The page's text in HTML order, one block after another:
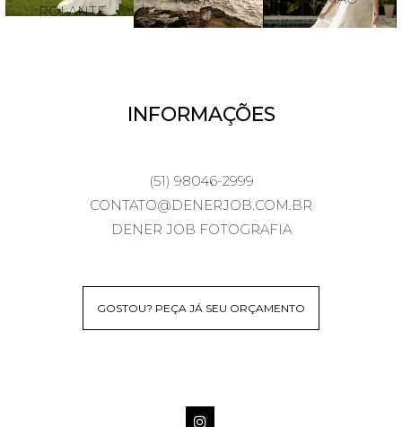
INFORMAÇÕES
(51) 98046-2999
CONTATO@DENERJOB.COM.BR
DENER JOB FOTOGRAFIA
GOSTOU? PEÇA JÁ SEU ORÇAMENTO